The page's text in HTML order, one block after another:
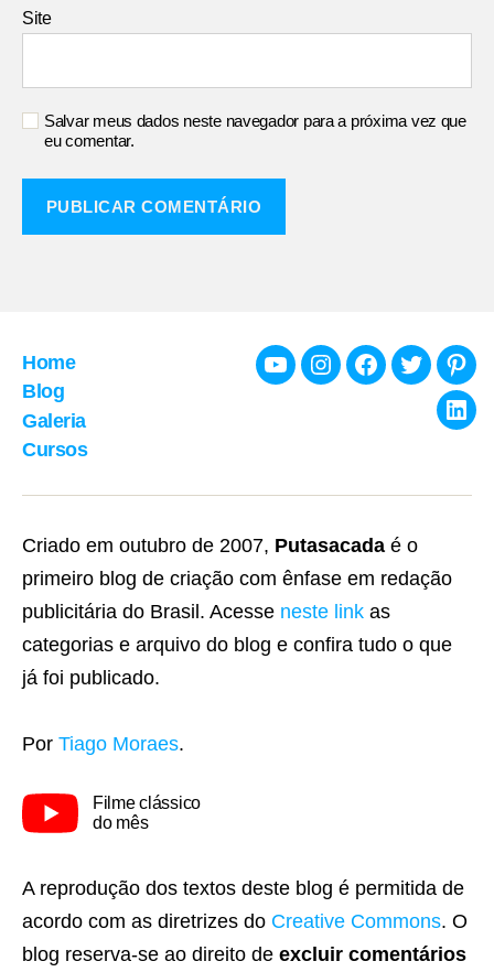
Site
Salvar meus dados neste navegador para a próxima vez que
eu comentar.
Home
Blog
Galeria
Cursos
YoutubeInstagramFacebook
Twitter
Criado em outubro de 2007, Putasacada é o
primeiro blog de criação com ênfase em redação
publicitária do Brasil. Acesse neste link as
categorias e arquivo do blog e confira tudo o que
já foi publicado.
Por Tiago Moraes.
Filme clássico
do mês
A reprodução dos textos deste blog é permitida de
acordo com as diretrizes do Creative Commons. O
blog reserva-se ao direito de excluir comentários